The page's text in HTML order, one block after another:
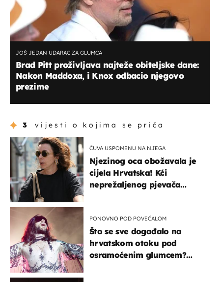
JOŠ JEDAN UDARAC ZA GLUMCA
Brad Pitt proživljava najteže obiteljske dane:
Nakon Maddoxa, i Knox odbacio njegovo
prezime
3 vijesti o kojima se priča
ČUVA USPOMENU NA NJEGA
Njezinog oca obožavala je
cijela Hrvatska! Kći
neprežaljenog pjevača
PONOVNO POD POVEĆALOM
Što se sve događalo na
hrvatskom otoku pod
osramoćenim glumcem?